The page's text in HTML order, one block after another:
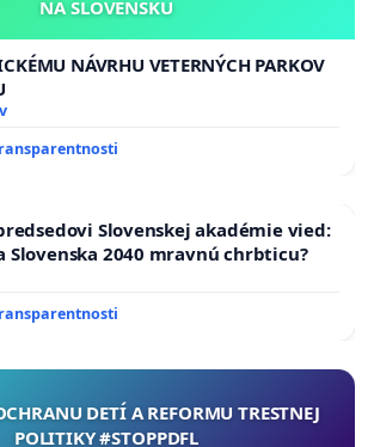
NA SLOVENSKU
NÁVRHU VETERNÝCH PARKOV
Slovenskej akadémie vied:
Slovenska 2040 mravnú chrbticu?
DETÍ A REFORMU TRESTNEJ
POLITIKY #STOPPDFL